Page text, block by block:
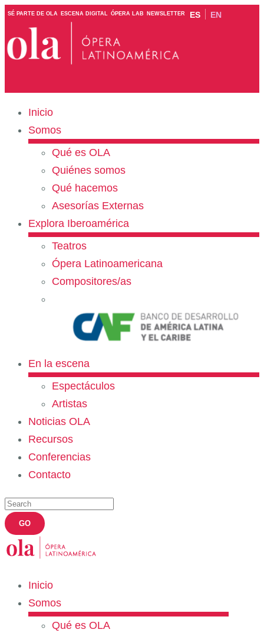
SÉ PARTE DE OLA ESCENA DIGITAL ÓPERA LAB NEWSLETTER ES EN
Inicio
Somos
Qué es OLA
Quiénes somos
Qué hacemos
Asesorías Externas
Explora Iberoamérica
Teatros
Ópera Latinoamericana
Compositores/as
En la escena
Espectáculos
Artistas
Noticias OLA
Recursos
Conferencias
Contacto
Inicio
Somos
Qué es OLA